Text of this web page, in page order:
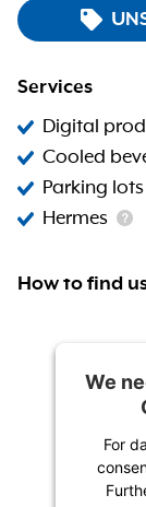
Services
Digital
Cooled
Parking lots
Hermes
How to find
We
For